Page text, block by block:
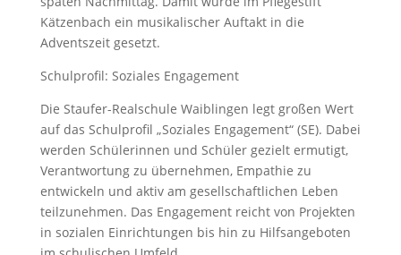
Kätzenbach ein musikalischer Auftakt in die
Adventszeit gesetzt.
Schulprofil: Soziales Engagement
Die Staufer-Realschule Waiblingen legt großen Wert
auf das Schulprofil „Soziales Engagement“ (SE). Dabei
werden Schülerinnen und Schüler gezielt ermutigt,
Verantwortung zu übernehmen, Empathie zu
entwickeln und aktiv am gesellschaftlichen Leben
teilzunehmen. Das Engagement reicht von Projekten
in sozialen Einrichtungen bis hin zu Hilfsangeboten